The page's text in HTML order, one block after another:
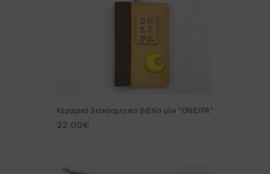
Κεραμικό διακοσμητικό βιβλίο μίνι “ΟΝΕΙΡΑ”
22.00€